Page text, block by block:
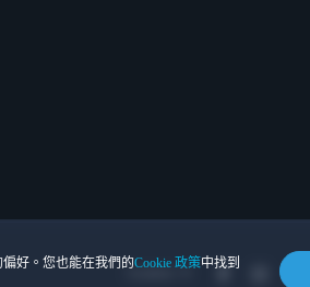
好。您也能在我們的Cookie 政策中找到
Location